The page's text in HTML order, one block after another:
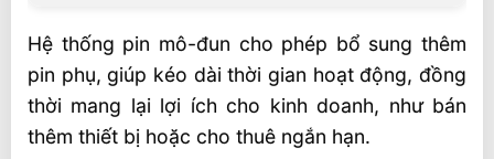
Hệ thống pin mô-đun cho phép bổ sung thêm
pin phụ, giúp kéo dài thời gian hoạt động, đồng
thời mang lại lợi ích cho kinh doanh, như bán
thêm thiết bị hoặc cho thuê ngắn hạn.